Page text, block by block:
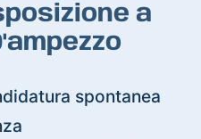
a
spontanea